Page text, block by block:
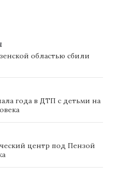
областью сбили
года в ДТП с детьми на
центр под Пензой